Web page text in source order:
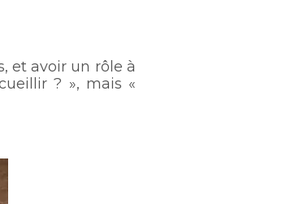
et avoir un rôle à
? », mais «